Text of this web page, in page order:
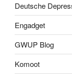
Deutsche
Engadget
GWUP Blog
Komoot